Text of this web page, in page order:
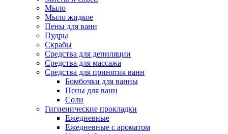
Мыло
Мыло жидкое
Пены для ванн
Пудры
Скрабы
Средства для депиляции
Средства для массажа
Средства для принятия ванн
Бомбочки для ванны
Пены для ванн
Соли
Гигиенические прокладки
Ежедневные
Ежедневные с ароматом